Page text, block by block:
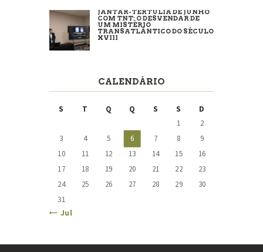
JANTAR-TERTÚLIA DE JUNHO
COM TNT: O DESVENDAR DE
UM MISTÉRIO
TRANSATLÂNTICO DO SÉCULO
XVIII
CALENDÁRIO
S T Q Q S S
D
1
2
3
4 5 6 7 8
9
10
11 12 13 14 15
16
17
18 19 20 21 22
23
24
25 26 27 28 29
30
31
« Jul